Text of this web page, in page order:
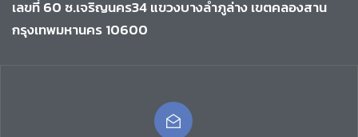
เลขที่ 60 ซ.เจริญนคร34 แขวงบางลำภูล่าง เขตคลองสาน
กรุงเทพมหานคร 10600